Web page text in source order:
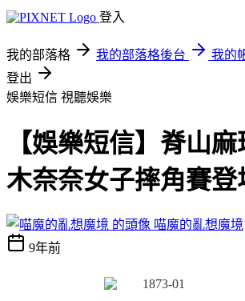
登入
我的部落格 我的部落格後台
我的
登出
娛樂短信 視聽娛樂
【娛樂短信】脊山
木奈奈女子摔角賽登
喵魔的亂想魔境
9年前